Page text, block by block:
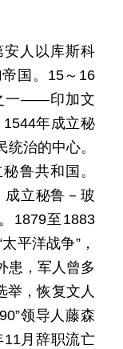
安人以库斯科
国。15～16
一——印加文
年成立秘
治的中心。
鲁共和国。
成立秘鲁－玻
1879至1883
平洋战争”，
患，军人曾多
举，恢复文人
领导人藤森
11月辞职流亡